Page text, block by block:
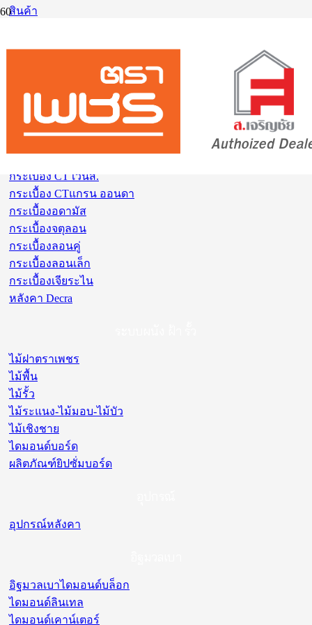
สินค้า
หน้ารถเข็น
หน้าชำระเงิน
กระเบื้อง CT เวนิส.
กระเบื้อง CTแกรน ออนดา
กระเบื้องอดามัส
กระเบื้องจตุลอน
กระเบื้องลอนคู่
กระเบื้องลอนเล็ก
กระเบื้องเจียระไน
หลังคา Decra
ไม้ฝาตราเพชร
ไม้พื้น
ไม้รั้ว
ไม้ระแนง-ไม้มอบ-ไม้บัว
ไม้เชิงชาย
ไดมอนด์บอร์ด
ผลิตภัณฑ์ยิปซั่มบอร์ด
อุปกรณ์หลังคา
อิฐมวลเบาไดมอนด์บล็อก
ไดมอนด์ลินเทล
ไดมอนด์เคาน์เตอร์